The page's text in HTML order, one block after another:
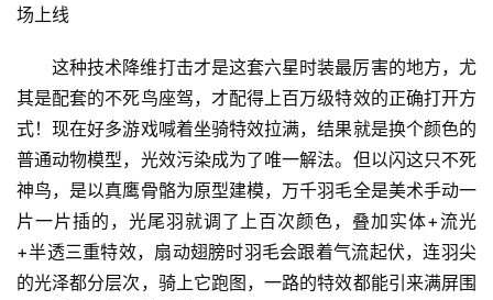
这种技术降维打击才是这套六星时装最厉害的地方，尤
其是配套的不死鸟座驾，才配得上百万级特效的正确打开方
式！现在好多游戏喊着坐骑特效拉满，结果就是换个颜色的
普通动物模型，光效污染成为了唯一解法。但以闪这只不死
神鸟，是以真鹰骨骼为原型建模，万千羽毛全是美术手动一
片一片插的，光尾羽就调了上百次颜色，叠加实体+流光
+半透三重特效，扇动翅膀时羽毛会跟着气流起伏，连羽尖
的光泽都分层次，骑上它跑图，一路的特效都能引来满屏围